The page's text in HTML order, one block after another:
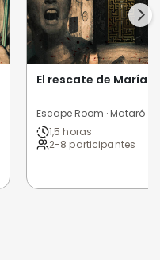
El rescate de María
Escape Room · Mataró
1,5 horas
2-8 participantes